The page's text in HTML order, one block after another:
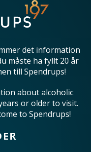
det information
måste ha fyllt 20 år
till Spendrups!
about alcoholic
or older to visit.
to Spendrups!